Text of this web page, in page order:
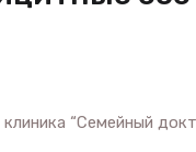
“Семейный